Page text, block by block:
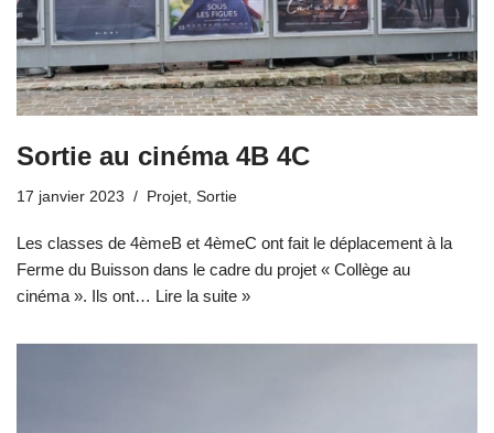
Sortie au cinéma 4B 4C
17 janvier 2023 Projet, Sortie
Les classes de 4èmeB et 4èmeC ont fait le déplacement à la
Ferme du Buisson dans le cadre du projet « Collège au
cinéma ». Ils ont… Lire la suite »